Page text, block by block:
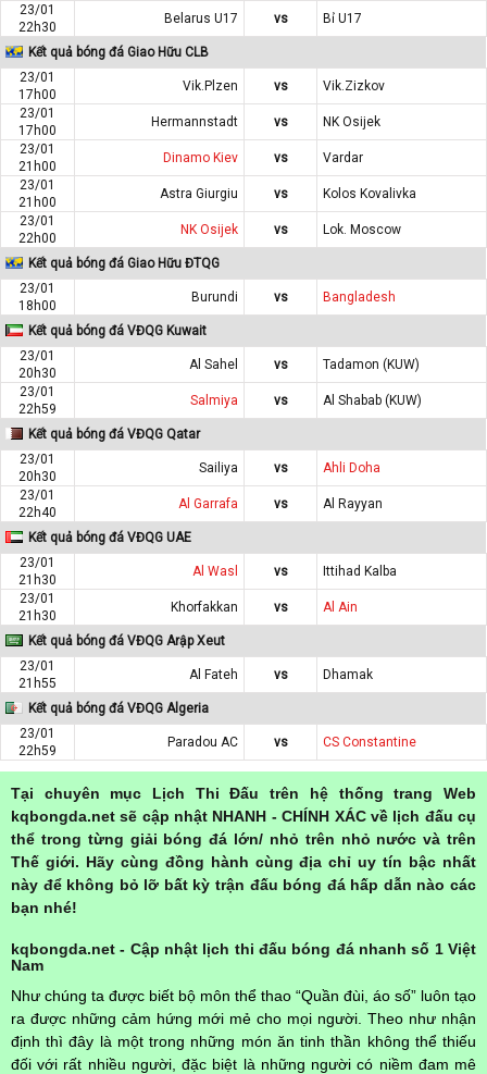
23/01
22h30
Belarus U17 vs Bỉ U17
Kết quả bóng đá Giao Hữu CLB
23/01
17h00
Vik.Plzen vs
Vik.Zizkov
23/01
17h00
Hermannstadt vs
NK Osijek
23/01
21h00
Dinamo Kiev vs
Vardar
23/01
21h00
Astra Giurgiu vs
Kolos Kovalivka
23/01
22h00
NK Osijek vs Lok. Moscow
Kết quả bóng đá Giao Hữu ĐTQG
23/01
18h00
Burundi vs Bangladesh
Kết quả bóng đá VĐQG Kuwait
23/01
20h30
Al Sahel vs
Tadamon (KUW)
23/01
22h59
Salmiya vs Al Shabab (KUW)
Kết quả bóng đá VĐQG Qatar
23/01
20h30
Sailiya vs
Ahli Doha
23/01
22h40
Al Garrafa vs Al Rayyan
Kết quả bóng đá VĐQG UAE
23/01
21h30
Al Wasl vs
Ittihad Kalba
23/01
21h30
Khorfakkan vs Al Ain
Kết quả bóng đá VĐQG Arập Xeut
23/01
21h55
Al Fateh vs Dhamak
Kết quả bóng đá VĐQG Algeria
23/01
22h59
Paradou AC vs CS Constantine
Tại chuyên mục Lịch Thi Đấu trên hệ thống trang Web
kqbongda.net sẽ cập nhật NHANH - CHÍNH XÁC về lịch đấu cụ
thể trong từng giải bóng đá lớn/ nhỏ trên nhỏ nước và trên
Thế giới. Hãy cùng đồng hành cùng địa chỉ uy tín bậc nhất
này để không bỏ lỡ bất kỳ trận đấu bóng đá hấp dẫn nào các
bạn nhé!
kqbongda.net - Cập nhật lịch thi đấu bóng đá nhanh số 1 Việt
Nam
Như chúng ta được biết bộ môn thể thao “Quần đùi, áo số” luôn tạo
ra được những cảm hứng mới mẻ cho mọi người. Theo như nhận
định thì đây là một trong những món ăn tinh thần không thể thiếu
đối với rất nhiều người, đặc biệt là những người có niềm đam mê